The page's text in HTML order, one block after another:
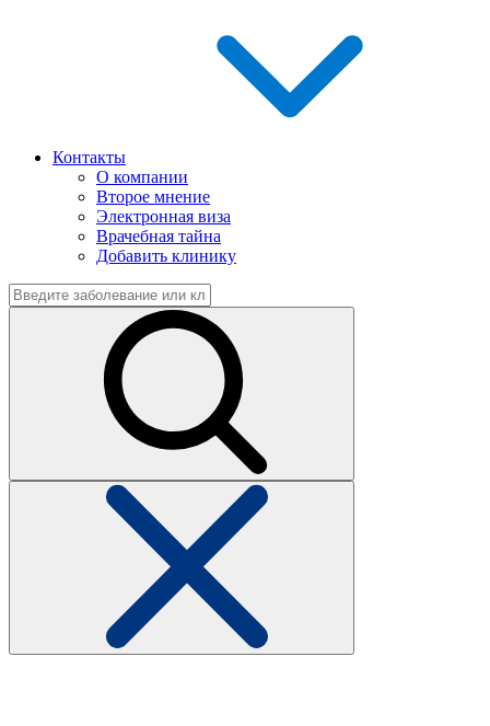
Контакты
О компании
Второе мнение
Электронная виза
Врачебная тайна
Добавить клинику